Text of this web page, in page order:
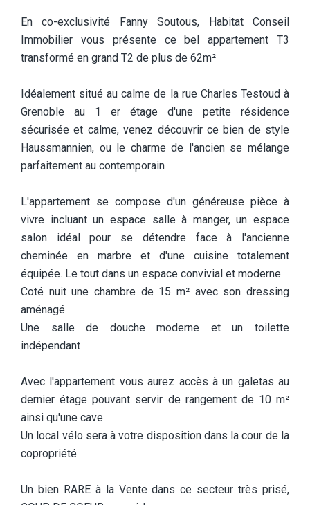
En co-exclusivité Fanny Soutous, Habitat Conseil
Immobilier vous présente ce bel appartement T3
transformé en grand T2 de plus de 62m²
Idéalement situé au calme de la rue Charles Testoud à
Grenoble au 1 er étage d'une petite résidence
sécurisée et calme, venez découvrir ce bien de style
Haussmannien, ou le charme de l'ancien se mélange
parfaitement au contemporain
L'appartement se compose d'un généreuse pièce à
vivre incluant un espace salle à manger, un espace
salon idéal pour se détendre face à l'ancienne
cheminée en marbre et d'une cuisine totalement
équipée. Le tout dans un espace convivial et moderne
Coté nuit une chambre de 15 m² avec son dressing
aménagé
Une salle de douche moderne et un toilette
indépendant
Avec l'appartement vous aurez accès à un galetas au
dernier étage pouvant servir de rangement de 10 m²
ainsi qu'une cave
Un local vélo sera à votre disposition dans la cour de la
copropriété
Un bien RARE à la Vente dans ce secteur très prisé,